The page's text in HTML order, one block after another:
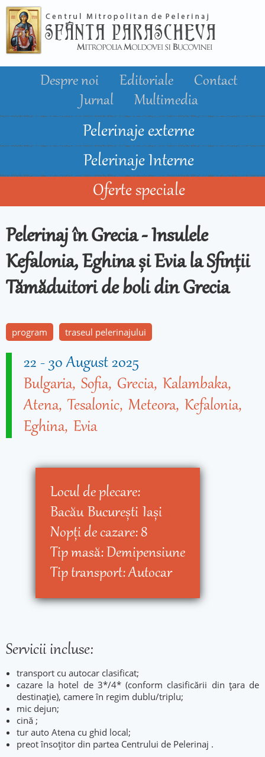
conţinutul
principal
Despre noi Editoriale
Contact
Jurnal
Multimedia
Pelerinaje externe
Pelerinaje Interne
Oferte speciale
Pelerinaj în Grecia - Insulele
Kefalonia, Eghina și Evia la Sfinţii
Tămăduitori de boli din Grecia
program traseul pelerinajului
22 - 30 August 2025
Bulgaria Sofia Grecia Kalambaka
Atena Tesalonic Meteora Kefalonia
Eghina Evia
Locul de plecare:
Bacău Bucureşti Iaşi
Nopţi de cazare:8
Tip masă:Demipensiune
Tip transport:Autocar
Servicii incluse:
transport cu autocar clasificat;
cazare la hotel de 3*/4* (conform clasificării din țara de
destinație), camere în regim dublu/triplu;
mic dejun;
cină ;
tur auto Atena cu ghid local;
preot însoțitor din partea Centrului de Pelerinaj .